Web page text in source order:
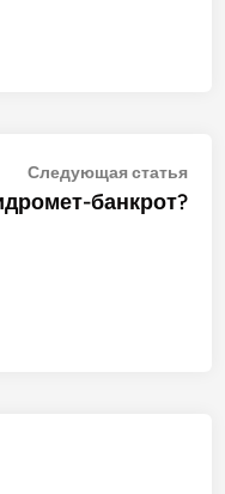
Следующая статья
банкрот?